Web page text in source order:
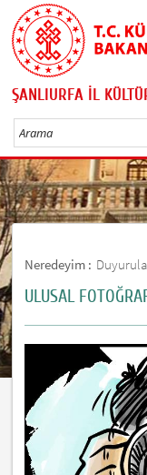
ŞANLIURFA İL
Neredeyim :
ULUSAL